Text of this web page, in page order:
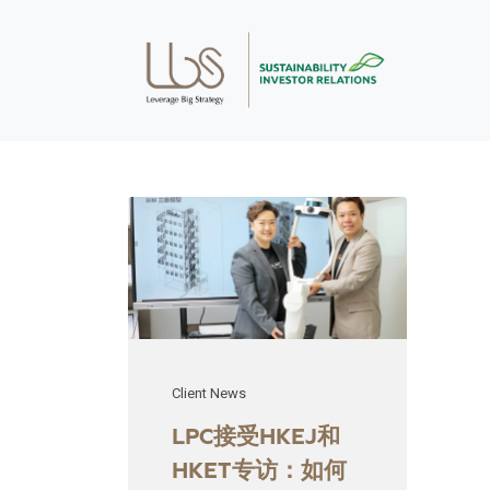
Client News
LPC接受HKEJ和
HKET专访：如何